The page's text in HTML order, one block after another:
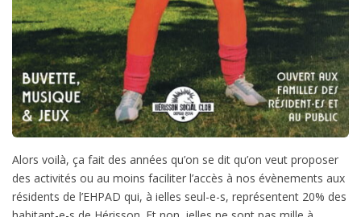
Alors voilà, ça fait des années qu’on se dit qu’on veut proposer
des activités ou au moins faciliter l’accès à nos évènements aux
résidents de l’EHPAD qui, à ielles seul-e-s, représentent 20% des